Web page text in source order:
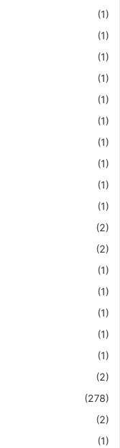
(1)
(1)
(1)
(1)
(1)
(1)
(1)
(1)
(1)
(1)
(2)
(2)
(1)
(1)
(1)
(1)
(1)
(2)
(278)
(2)
(1)